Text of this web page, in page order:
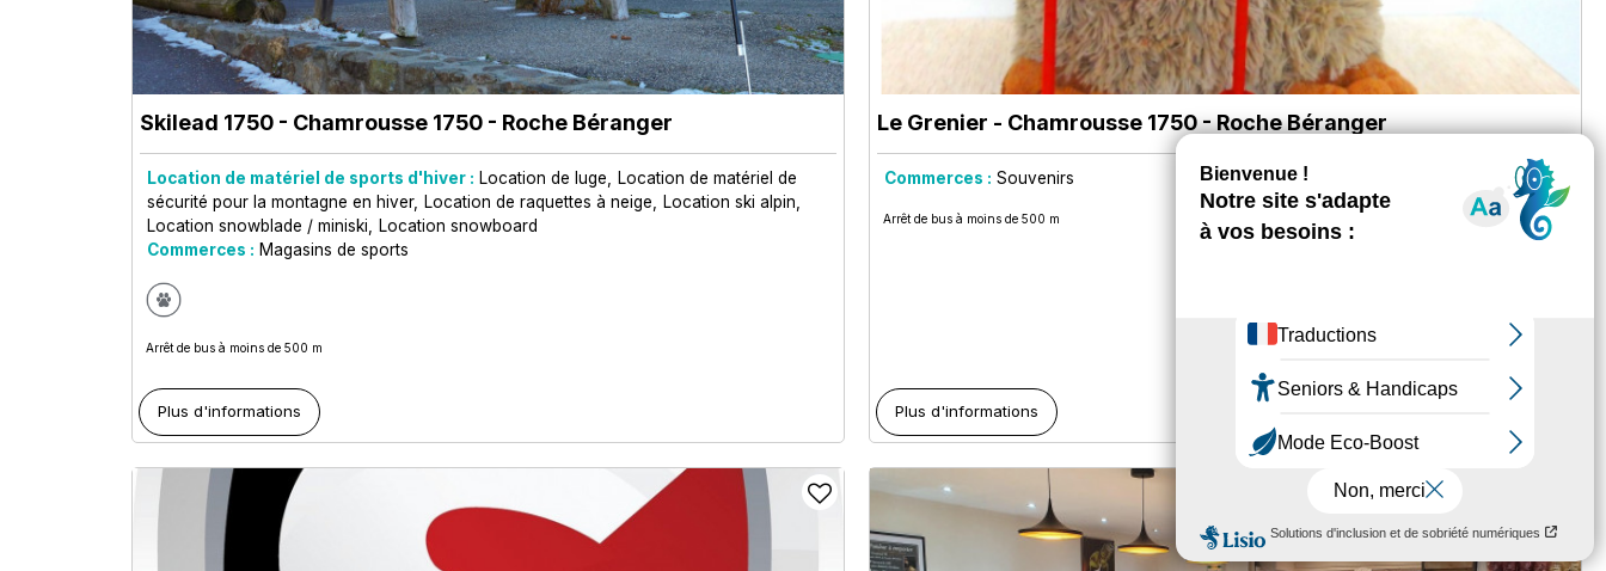
Skilead 1750 - Chamrousse 1750 - Roche Béranger
Location de matériel de sports d'hiver : Location de luge
Location de matériel de
sécurité pour la montagne en hiver
Location de raquettes à neige
Location ski alpin
Location snowblade / miniski
Location snowboard
Commerces : Magasins de sports
Arrêt de bus à moins de 500 m
Plus d'informations
Le Grenier - Chamrousse 1750 - Roche Béranger
Commerces : Souvenirs
Arrêt de bus à moins de 500 m
Plus d'informations